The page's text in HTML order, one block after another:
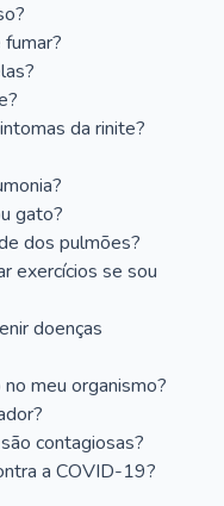
da rinite?
gato?
dos pulmões?
exercícios se sou
doenças
meu organismo?
contagiosas?
a COVID-19?